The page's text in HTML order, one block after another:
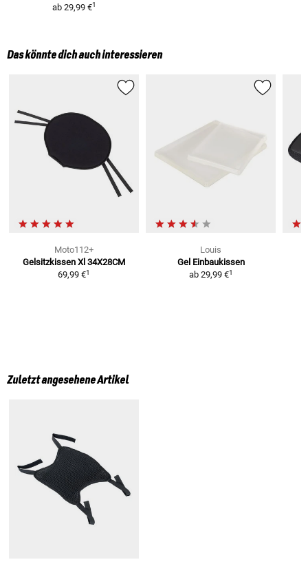
ab 29,99 €1
Das könnte dich auch interessieren
Moto112+
Gelsitzkissen Xl 34X28CM
69,99 €1
Louis
Gel Einbaukissen
ab 29,99 €1
Zuletzt angesehene Artikel